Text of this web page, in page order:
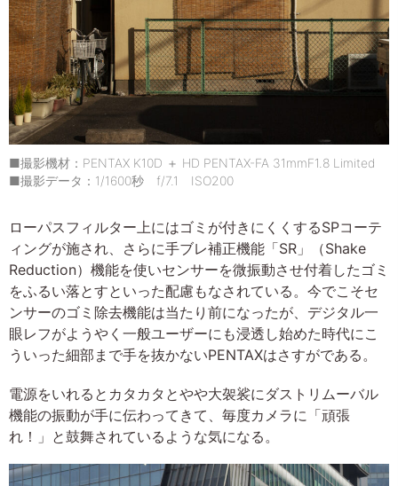
■撮影機材：PENTAX K10D ＋ HD PENTAX-FA 31mmF1.8 Limited
■撮影データ：1/1600秒 f/7.1 ISO200
ローパスフィルター上にはゴミが付きにくくするSPコーテ
ィングが施され、さらに手ブレ補正機能「SR」（Shake
Reduction）機能を使いセンサーを微振動させ付着したゴミ
をふるい落とすといった配慮もなされている。今でこそセ
ンサーのゴミ除去機能は当たり前になったが、デジタル一
眼レフがようやく一般ユーザーにも浸透し始めた時代にこ
ういった細部まで手を抜かないPENTAXはさすがである。
電源をいれるとカタカタとやや大袈裟にダストリムーバル
機能の振動が手に伝わってきて、毎度カメラに「頑張
れ！」と鼓舞されているような気になる。